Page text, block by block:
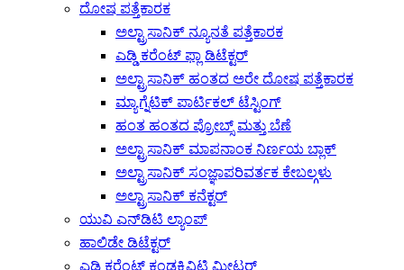
ದೋಷ ಪತ್ತೆಕಾರಕ
ಅಲ್ಟ್ರಾಸಾನಿಕ್ ನ್ಯೂನತೆ ಪತ್ತೆಕಾರಕ
ಎಡ್ಡಿ ಕರೆಂಟ್ ಫ್ಲಾ ಡಿಟೆಕ್ಟರ್
ಅಲ್ಟ್ರಾಸಾನಿಕ್ ಹಂತದ ಅರೇ ದೋಷ ಪತ್ತೆಕಾರಕ
ಮ್ಯಾಗ್ನೆಟಿಕ್ ಪಾರ್ಟಿಕಲ್ ಟೆಸ್ಟಿಂಗ್
ಹಂತ ಹಂತದ ಪ್ರೋಬ್ಸ್ ಮತ್ತು ಬೆಣೆ
ಅಲ್ಟ್ರಾಸಾನಿಕ್ ಮಾಪನಾಂಕ ನಿರ್ಣಯ ಬ್ಲಾಕ್
ಅಲ್ಟ್ರಾಸಾನಿಕ್ ಸಂಜ್ಞಾಪರಿವರ್ತಕ ಕೇಬಲ್ಗಳು
ಅಲ್ಟ್ರಾಸಾನಿಕ್ ಕನೆಕ್ಟರ್
ಯುವಿ ಎನ್‌ಡಿಟಿ ಲ್ಯಾಂಪ್
ಹಾಲಿಡೇ ಡಿಟೆಕ್ಟರ್
ಎಡ್ಡಿ ಕರೆಂಟ್ ಕಂಡಕ್ಟಿವಿಟಿ ಮೀಟರ್